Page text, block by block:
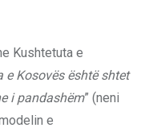
Kushtetuta e
e Kosovës është shtet
i pandashëm” (neni
e